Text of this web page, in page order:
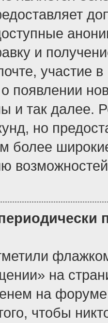
и
участие
появлении
так далее.
но
более
на
на
чтобы